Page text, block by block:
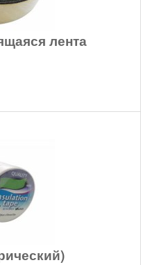
лента